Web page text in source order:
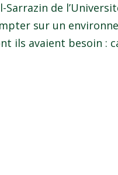
de
sur un
ils avaient besoin :